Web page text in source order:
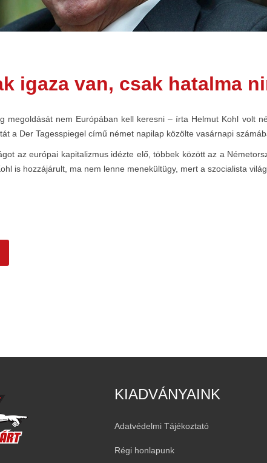
igaza van, csak hatalma
megoldását nem Európában kell keresni – írta Helmut Kohl volt
a Der Tagesspiegel című német napilap közölte vasárnapi
az európai kapitalizmus idézte elő, többek között az a
is hozzájárult, ma nem lenne menekültügy, mert a szocialista
KIADVÁNYAINK
Adatvédelmi Tájékoztató
Régi honlapunk